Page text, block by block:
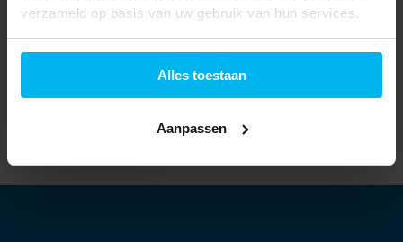
verzameld op basis van uw gebruik van hun services.
Alles toestaan
Aanpassen